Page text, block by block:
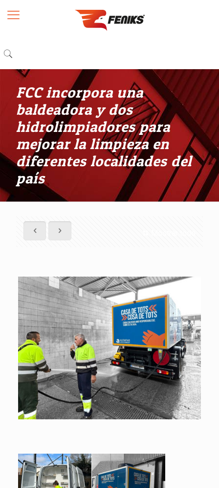
FCC incorpora una
baldeadora y dos
hidrolimpiadores para
mejorar la limpieza en
diferentes localidades del
país